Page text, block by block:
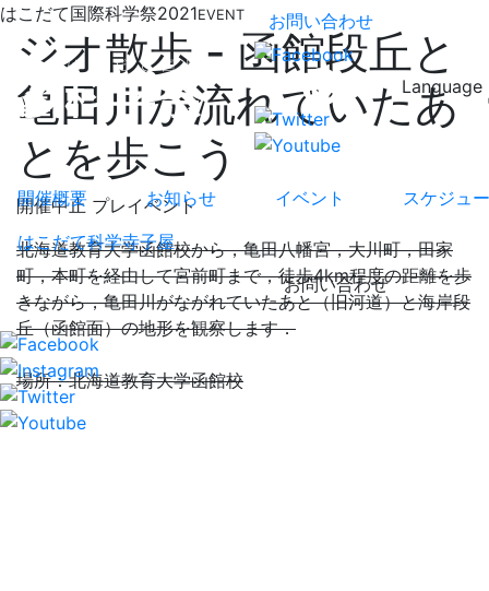
お問い合わせ
Language
開催概要 お知らせ イベント
スケジュ
はこだて科学寺子屋
お問い合わせ
はこだて国際科学祭2021EVENT
ジオ散歩 - 函館段丘と
亀田川が流れていたあ
とを歩こう
開催中止 プレイベント
北海道教育⼤学函館校から，⻲⽥⼋幡宮，⼤川町，⽥家
町，本町を経由して宮前町まで，徒歩4km程度の距離を歩
きながら，⻲⽥川がながれていたあと（旧河道）と海岸段
丘（函館⾯）の地形を観察します．
場所：北海道教育⼤学函館校